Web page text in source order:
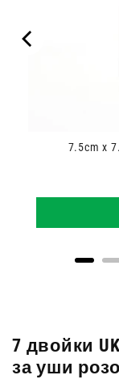
7.5cm x
7 двойки
за уши